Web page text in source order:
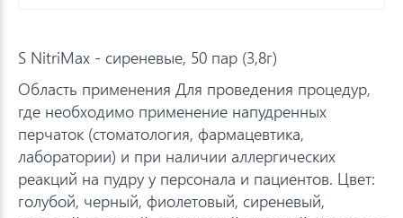
S NitriMax - сиреневые, 50 пар (3,8г)
Область применения Для проведения процедур,
где необходимо применение напудренных
перчаток (стоматология, фармацевтика,
лаборатории) и при наличии аллергических
реакций на пудру у персонала и пациентов. Цвет:
голубой, черный, фиолетовый, сиреневый,